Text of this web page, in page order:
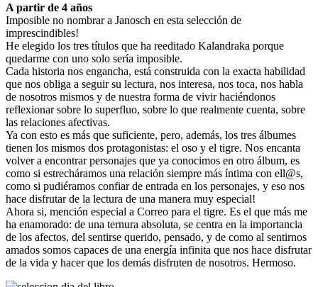
A partir de 4 años
Imposible no nombrar a Janosch en esta selección de
imprescindibles!
He elegido los tres títulos que ha reeditado Kalandraka porque
quedarme con uno solo sería imposible.
Cada historia nos engancha, está construida con la exacta habilidad
que nos obliga a seguir su lectura, nos interesa, nos toca, nos habla
de nosotros mismos y de nuestra forma de vivir haciéndonos
reflexionar sobre lo superfluo, sobre lo que realmente cuenta, sobre
las relaciones afectivas.
Ya con esto es más que suficiente, pero, además, los tres álbumes
tienen los mismos dos protagonistas: el oso y el tigre. Nos encanta
volver a encontrar personajes que ya conocimos en otro álbum, es
como si estrecháramos una relación siempre más íntima con ell@s,
como si pudiéramos confiar de entrada en los personajes, y eso nos
hace disfrutar de la lectura de una manera muy especial!
Ahora si, mención especial a Correo para el tigre. Es el que más me
ha enamorado: de una ternura absoluta, se centra en la importancia
de los afectos, del sentirse querido, pensado, y de como al sentirnos
amados somos capaces de una energía infinita que nos hace disfrutar
de la vida y hacer que los demás disfruten de nosotros. Hermoso.